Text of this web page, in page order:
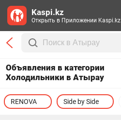
Объявления в категории
Холодильники в Атырау
RENOVA Side by Side
Kaspi.kz
Открыть в Приложении Kaspi.kz